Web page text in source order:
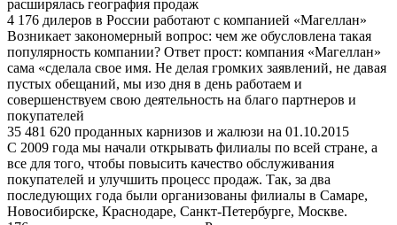
расширялась география продаж
4 176 дилеров в России работают с компанией «Магеллан»
Возникает закономерный вопрос: чем же обусловлена такая
популярность компании? Ответ прост: компания «Магеллан»
сама «сделала свое имя. Не делая громких заявлений, не давая
пустых обещаний, мы изо дня в день работаем и
совершенствуем свою деятельность на благо партнеров и
покупателей
35 481 620 проданных карнизов и жалюзи на 01.10.2015
С 2009 года мы начали открывать филиалы по всей стране, а
все для того, чтобы повысить качество обслуживания
покупателей и улучшить процесс продаж. Так, за два
последующих года были организованы филиалы в Самаре,
Новосибирске, Краснодаре, Санкт-Петербурге, Москве.